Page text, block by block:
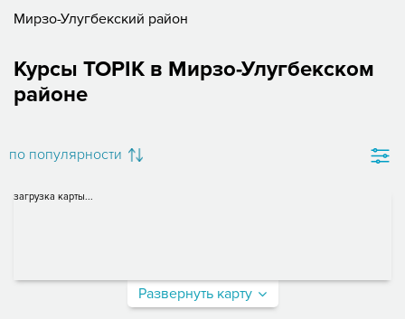
Мирзо-Улугбекский район
Курсы TOPIK в Мирзо-Улугбекском
районе
по популярности
загрузка карты...
Развернуть карту